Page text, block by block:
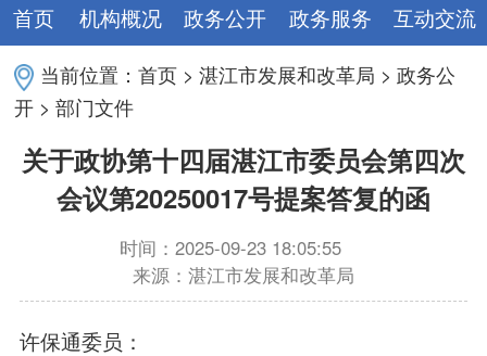
首页 机构概况 政务公开 政务服务 互动交流
当前位置：首页 >湛江市发展和改革局 >政务公
开 >部门文件
关于政协第十四届湛江市委员会第四次
会议第20250017号提案答复的函
时间：2025-09-23 18:05:55
来源：湛江市发展和改革局
许保通委员：